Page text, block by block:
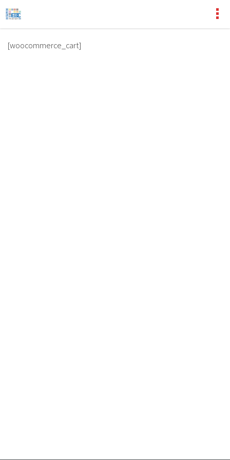
[woocommerce_cart]